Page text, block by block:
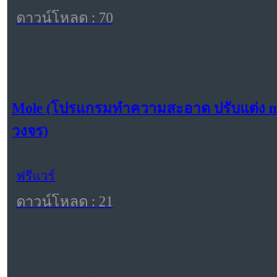
ดาวน์โหลด : 70
Mole (โปรแกรมทำความสะอาด ปรับแต่ง
วงจร)
ฟรีแวร์
ดาวน์โหลด : 21